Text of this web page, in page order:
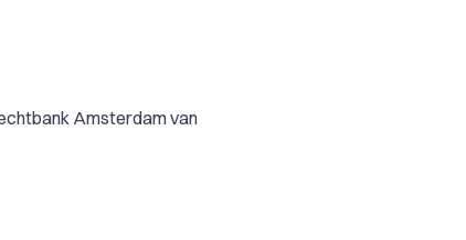
Amsterdam van